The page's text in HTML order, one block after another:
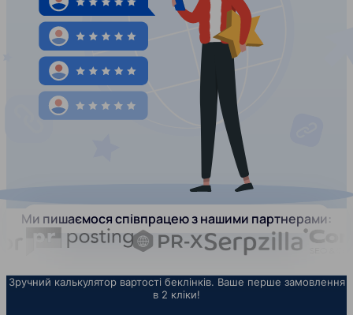
Ми пишаємося співпрацею з нашими партнерами:
Зручний калькулятор вартості беклінків. Ваше перше замовлення
в 2 кліки!